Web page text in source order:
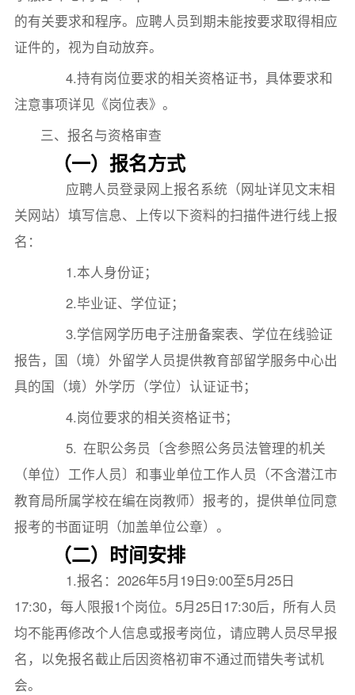
的有关要求和程序。应聘人员到期未能按要求取得相应
证件的，视为自动放弃。
4.持有岗位要求的相关资格证书，具体要求和
注意事项详见《岗位表》。
三、报名与资格审查
（一）报名方式
应聘人员登录网上报名系统（网址详见文末相
关网站）填写信息、上传以下资料的扫描件进行线上报
名：
1.本人身份证；
2.毕业证、学位证；
3.学信网学历电子注册备案表、学位在线验证
报告，国（境）外留学人员提供教育部留学服务中心出
具的国（境）外学历（学位）认证证书；
4.岗位要求的相关资格证书；
5. 在职公务员〔含参照公务员法管理的机关
（单位）工作人员〕和事业单位工作人员（不含潜江市
教育局所属学校在编在岗教师）报考的，提供单位同意
报考的书面证明（加盖单位公章）。
（二）时间安排
1.报名：2026年5月19日9:00至5月25日
17:30，每人限报1个岗位。5月25日17:30后，所有人员
均不能再修改个人信息或报考岗位，请应聘人员尽早报
名，以免报名截止后因资格初审不通过而错失考试机
会。